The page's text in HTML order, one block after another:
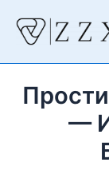
содержимому
—